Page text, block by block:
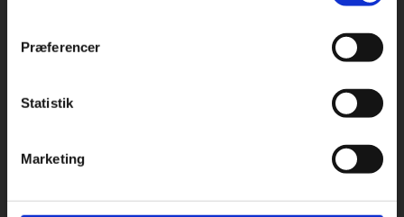
Præferencer
Statistik
Marketing
Kochsgade 31D
Rødekro
Kontakt kundeservice